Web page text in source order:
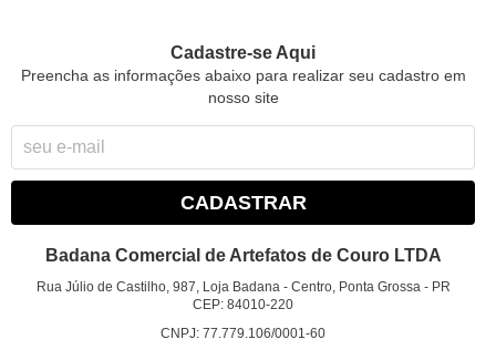
Cadastre-se Aqui
Preencha as informações abaixo para realizar seu cadastro em
nosso site
CADASTRAR
Badana Comercial de Artefatos de Couro LTDA
Rua Júlio de Castilho, 987, Loja Badana - Centro, Ponta Grossa - PR
CEP: 84010-220
CNPJ: 77.779.106/0001-60